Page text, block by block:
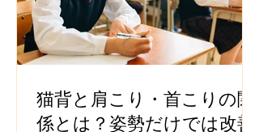
猫背と肩こり・首こりの関
係とは？姿勢だけでは改善